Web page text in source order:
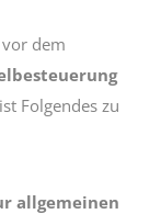
dem
Folgendes zu
allgemeinen